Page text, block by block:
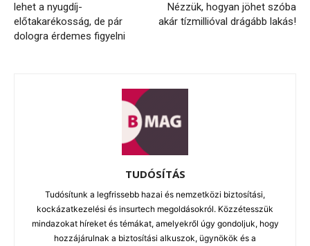
lehet a nyugdíj-
előtakarékosság, de pár
dologra érdemes figyelni
Nézzük, hogyan jöhet szóba
akár tízmillióval drágább lakás!
TUDÓSÍTÁS
Tudósítunk a legfrissebb hazai és nemzetközi biztosítási,
kockázatkezelési és insurtech megoldásokról. Közzétesszük
mindazokat híreket és témákat, amelyekről úgy gondoljuk, hogy
hozzájárulnak a biztosítási alkuszok, ügynökök és a